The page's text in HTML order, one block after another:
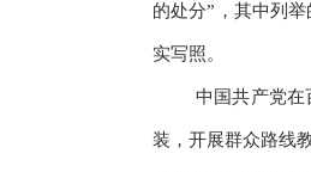
的处分”，其中列
实写照。
中国共产党在
装，开展群众路线